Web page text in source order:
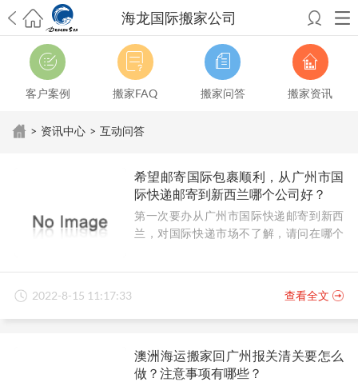
海龙国际搬家公司
希望邮寄国际包裹顺利，从广州市国际快递邮寄到新西兰哪个公司好？
澳洲海运搬家回广州报关清关要怎么做？注意事项有哪些？
青岛市国际
搬家服务到美国，搬家公司有哪些搬家方案？大连市国际搬家服务到中
国台湾是一种怎样的体验？有人分享搬家经历吗？
从长沙市国际快递邮
寄到韩国有哪些国际快递方式？用哪种好？
法有哪些？具体怎么操作？
国际搬家：家具海运到奥克兰怎么样能省
影响国际搬家吗？上海搬家到新西兰旺格雷有点不一样 北京私人物品运
输到澳大利亚，移民如何跨国搬家？上海移民搬家到塞浦路斯，国际搬
家怎么搬省钱？昆明搬家到美国，如何打包才能对国际长途运输放心？
从重庆市托运到美国从上海市托运到澳大利亚
市搬家到柬埔寨从上海市搬家到英国从南京市搬家到加拿大从大连市搬
家到英国从佛山市搬家到美国
客户案例 搬家FAQ 搬家问答 搬家资讯
> 资讯中心 > 互动问答
希望邮寄国际包裹顺利，从广州市国
际快递邮寄到新西兰哪个公司好？
第一次要办从广州市国际快递邮寄到新西
兰，对国际快递市场不了解，请问在哪个
2022-8-15 11:17:33 查看全文
澳洲海运搬家回广州报关清关要怎么
做？注意事项有哪些？